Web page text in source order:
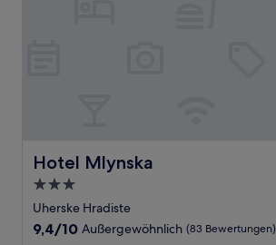
Hotel Mlynska
Hotel Mlynska
3.0-
Sterne-
Unterkunft
Uherske Hradiste
9.4
9,4/10 Außergewöhnlich (83 Bewertungen)